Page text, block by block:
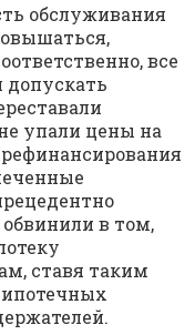
обслуживания
все
упали цены на
в том,
ставя таким
ипотечных